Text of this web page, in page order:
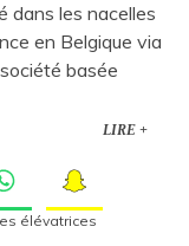
dans les nacelles
en Belgique via
basée
LIRE +
élévatrices